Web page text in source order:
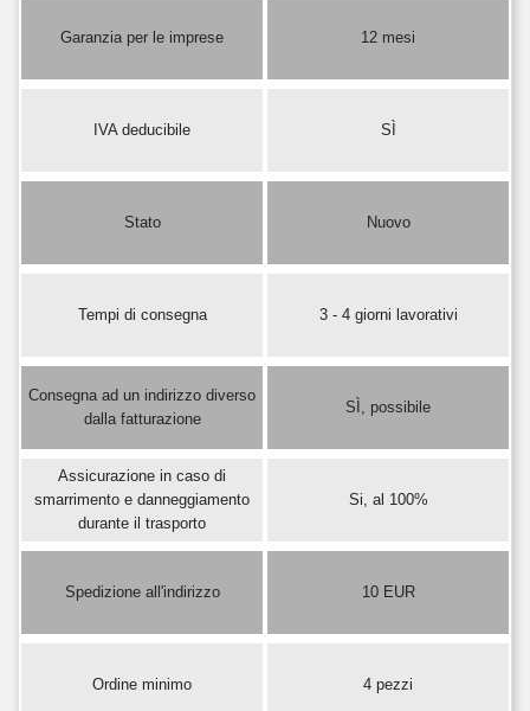
Garanzia per le imprese 12 mesi
IVA deducibile SÌ
Stato Nuovo
Tempi di consegna 3 - 4 giorni lavorativi
Consegna ad un indirizzo diverso
dalla fatturazione
SÌ, possibile
Assicurazione in caso di
smarrimento e danneggiamento
durante il trasporto
Si, al 100%
Spedizione all'indirizzo 10 EUR
Ordine minimo 4 pezzi